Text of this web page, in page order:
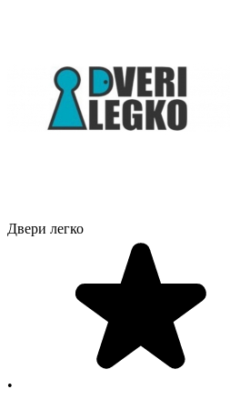
Двери легко
•